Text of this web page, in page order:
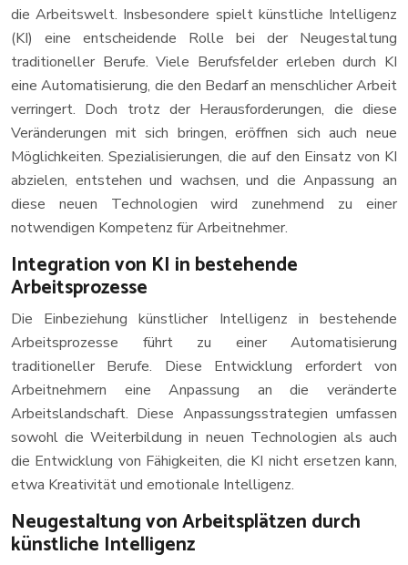
die Arbeitswelt. Insbesondere spielt künstliche Intelligenz
(KI) eine entscheidende Rolle bei der Neugestaltung
traditioneller Berufe. Viele Berufsfelder erleben durch KI
eine Automatisierung, die den Bedarf an menschlicher Arbeit
verringert. Doch trotz der Herausforderungen, die diese
Veränderungen mit sich bringen, eröffnen sich auch neue
Möglichkeiten. Spezialisierungen, die auf den Einsatz von KI
abzielen, entstehen und wachsen, und die Anpassung an
diese neuen Technologien wird zunehmend zu einer
notwendigen Kompetenz für Arbeitnehmer.
Integration von KI in bestehende
Arbeitsprozesse
Die Einbeziehung künstlicher Intelligenz in bestehende
Arbeitsprozesse führt zu einer Automatisierung
traditioneller Berufe. Diese Entwicklung erfordert von
Arbeitnehmern eine Anpassung an die veränderte
Arbeitslandschaft. Diese Anpassungsstrategien umfassen
sowohl die Weiterbildung in neuen Technologien als auch
die Entwicklung von Fähigkeiten, die KI nicht ersetzen kann,
etwa Kreativität und emotionale Intelligenz.
Neugestaltung von Arbeitsplätzen durch
künstliche Intelligenz